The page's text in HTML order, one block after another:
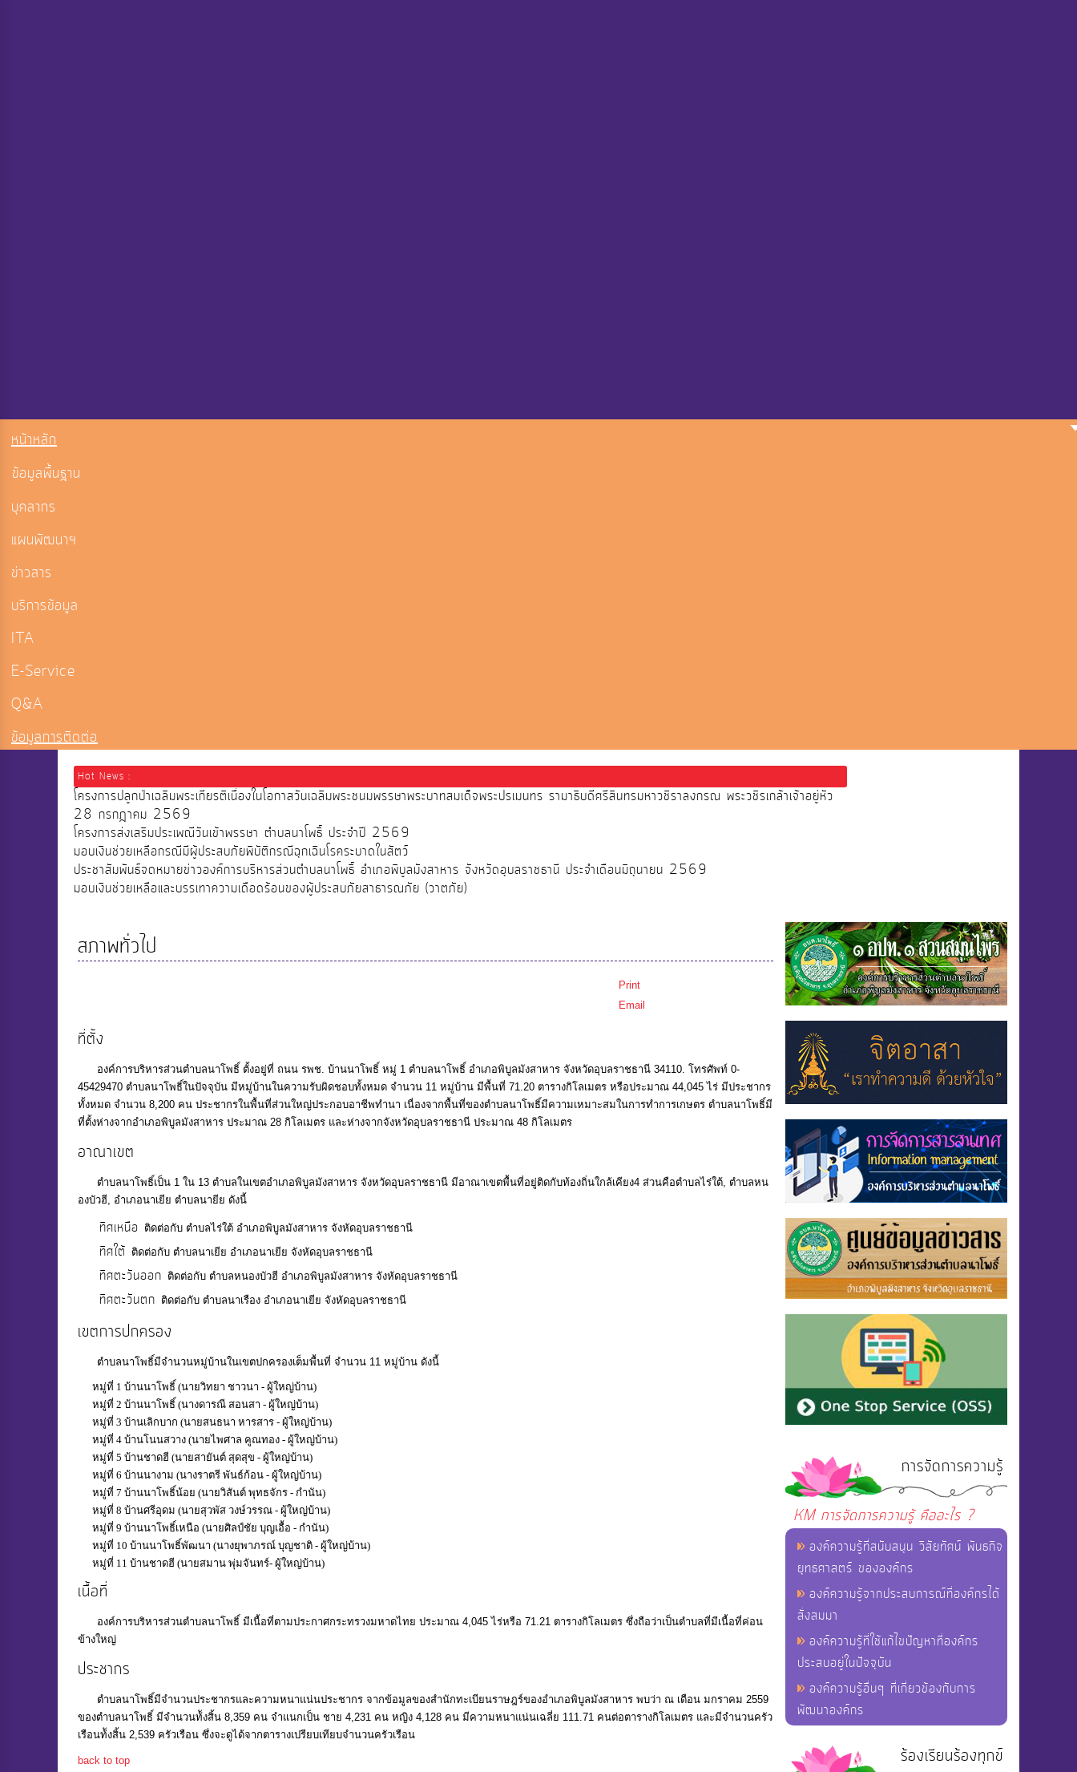
หน้าหลัก
ข้อมูลพื้นฐาน
บุคลากร
แผนพัฒนาฯ
ข่าวสาร
บริการข้อมูล
ITA
E-Service
Q&A
ข้อมูลการติดต่อ
Hot News :
โครงการปลูกป่าเฉลิมพระเกียรติเนื่องในโอกาสวันเฉลิมพระชนมพรรษาพระบาทสมเด็จพระปรเมนทร รามาธิบดีศรีสินทรมหาวชิราลงกรณ พระวชิรเกล้าเจ้าอยู่หัว
28 กรกฎาคม 2569
โครงการส่งเสริมประเพณีวันเข้าพรรษา ตำบลนาโพธิ์ ประจำปี 2569
มอบเงินช่วยเหลือกรณีมีผู้ประสบภัยพิบัติกรณีฉุกเฉินโรคระบาดในสัตว์
ประชาสัมพันธ์จดหมายข่าวองค์การบริหารส่วนตำบลนาโพธิ์ อำเภอพิบูลมังสาหาร จังหวัดอุบลราชธานี ประจำเดือนมิถุนายน 2569
มอบเงินช่วยเหลือและบรรเทาความเดือดร้อนของผู้ประสบภัยสาธารณภัย (วาตภัย)
สภาพทั่วไป
Print
Email
ที่ตั้ง
องค์การบริหารส่วนตำบลนาโพธิ์ ตั้งอยู่ที่ ถนน รพช. บ้านนาโพธิ์ หมู่ 1 ตำบลนาโพธิ์ อำเภอพิบูลมังสาหาร จังหวัดอุบลราชธานี 34110. โทรศัพท์ 0-
45429470 ตำบลนาโพธิ์ในปัจจุบัน มีหมู่บ้านในความรับผิดชอบทั้งหมด จำนวน 11 หมู่บ้าน มีพื้นที่ 71.20 ตารางกิโลเมตร หรือประมาณ 44,045 ไร่ มีประชากร
ทั้งหมด จำนวน 8,200 คน ประชากรในพื้นที่ส่วนใหญ่ประกอบอาชีพทำนา เนื่องจากพื้นที่ของตำบลนาโพธิ์มีความเหมาะสมในการทำการเกษตร ตำบลนาโพธิ์มี
ที่ตั้งห่างจากอำเภอพิบูลมังสาหาร ประมาณ 28 กิโลเมตร และห่างจากจังหวัดอุบลราชธานี ประมาณ 48 กิโลเมตร
อาณาเขต
ตําบลนาโพธิ์เป็น 1 ใน 13 ตําบลในเขตอําเภอพิบูลมังสาหาร จังหวัดอุบลราชธานี มีอาณาเขตพื้นที่อยู่ติดกับท้องถิ่นใกล้เคียง4 ส่วนคือตําบลไร่ใต้, ตําบลหน
องบัวฮี, อําเภอนาเยีย ตําบลนายีย ดังนี้
ทิศเหนือ ติดต่อกับ ตําบลไร่ใต้ อำเภอพิบูลมังสาหาร จังหัดอุบลราชธานี
ทิศใต้ ติดต่อกับ ตําบลนาเยีย อำเภอนาเยีย จังหัดอุบลราชธานี
ทิศตะวันออก ติดต่อกับ ตําบลหนองบัวฮี อำเภอพิบูลมังสาหาร จังหัดอุบลราชธานี
ทิศตะวันตก ติดต่อกับ ตําบลนาเรือง อำเภอนาเยีย จังหัดอุบลราชธานี
เขตการปกครอง
ตําบลนาโพธิ์มีจำนวนหมู่บ้านในเขตปกครองเต็มพื้นที่ จำนวน 11 หมู่บ้าน ดังนี้
หมู่ที่ 1 บ้านนาโพธิ์ (นายวิทยา ชาวนา - ผู้ใหญ่บ้าน)
หมู่ที่ 2 บ้านนาโพธิ์ (นางดารณี สอนสา - ผู้ใหญ่บ้าน)
หมู่ที่ 3 บ้านเลิกบาก (นายสนธนา หารสาร - ผู้ใหญ่บ้าน)
หมู่ที่ 4 บ้านโนนสวาง (นายไพศาล คูณทอง - ผู้ใหญ่บ้าน)
หมู่ที่ 5 บ้านชาดฮี (นายสายันต์ สุดสุข - ผู้ใหญ่บ้าน)
หมู่ที่ 6 บ้านนางาม (นางราตรี พันธ์ก้อน - ผู้ใหญ่บ้าน)
หมู่ที่ 7 บ้านนาโพธิ์น้อย (นายวิสันต์ พุทธจักร - กำนัน)
หมู่ที่ 8 บ้านศรีอุดม (นายสุวพัส วงษ์วรรณ - ผู้ใหญ่บ้าน)
หมู่ที่ 9 บ้านนาโพธิ์เหนือ (นายศิลป์ชัย บุญเอื้อ - กำนัน)
หมู่ที่ 10 บ้านนาโพธิ์พัฒนา (นางยุพาภรณ์ บุญชาติ - ผู้ใหญ่บ้าน)
หมู่ที่ 11 บ้านชาดฮี (นายสมาน พุ่มจันทร์- ผู้ใหญ่บ้าน)
เนื้อที่
องค์การบริหารส่วนตําบลนาโพธิ์ มีเนื้อที่ตามประกาศกระทรวงมหาดไทย ประมาณ 4,045 ไร่หรือ 71.21 ตารางกิโลเมตร ซึ่งถือว่าเป็นตำบลที่มีเนื้อที่ค่อน
ข้างใหญ่
ประชากร
ตําบลนาโพธิ์มีจํานวนประชากรและความหนาแน่นประชากร จากข้อมูลของสํานักทะเบียนราษฎร์ของอําเภอพิบูลมังสาหาร พบว่า ณ เดือน มกราคม 2559
ของตําบลนาโพธิ์ มีจํานวนท้ังสิ้น 8,359 คน จําแนกเป็น ชาย 4,231 คน หญิง 4,128 คน มีความหนาแน่นเฉลี่ย 111.71 คนต่อตารางกิโลเมตร และมีจํานวนครัว
เรือนท้ังสิ้น 2,539 ครัวเรือน ซึ่งจะดูได้จากตารางเปรียบเทียบจํานวนครัวเรือน
back to top
การจัดการความรู้
KM การจัดการความรู้ คืออะไร ?
องค์ความรู้ที่สนับสนุน วิสัยทัศน์ พันธกิจ
ยุทธศาสตร์ ขององค์กร
องค์ความรู้จากประสบการณ์ที่องค์กรได้
สั่งสมมา
องค์ความรู้ที่ใช้แก้ไขปัญหาที่องค์กร
ประสบอยู่ในปัจจุบัน
องค์ความรู้อื่นๆ ที่เกี่ยวข้องกับการ
พัฒนาองค์กร
ร้องเรียนร้องทุกข์